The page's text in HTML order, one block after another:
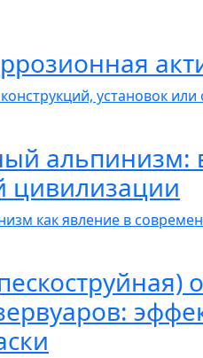
установок
альпинизм:
цивилизации
как явление в